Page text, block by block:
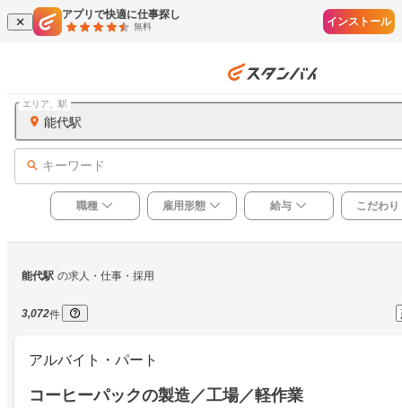
アプリで快適に仕事探し
無料 インストール
能代駅
エリア、駅
キーワード
職種 雇用形態 給与 こだわり
能代駅 の求人・仕事・採用
3,072件
アルバイト・パート
コーヒーパックの製造／工場／軽作業